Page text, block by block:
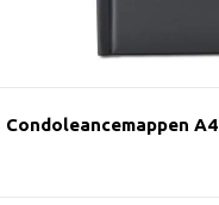
Condoleancemappen A4